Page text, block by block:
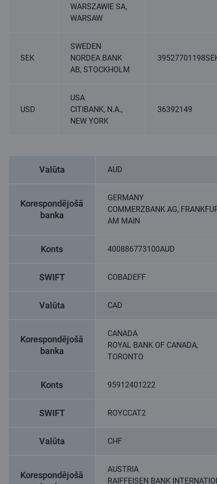
WARSZAWIE SA,
WARSAW
SEK
SWEDEN
NORDEA BANK
AB, STOCKHOLM
USD
USA
CITIBANK, N.A.,
NEW YORK
36392149
Valūta AUD
Korespondējošā
banka
GERMANY
COMMERZBANK AG,
AM MAIN
Konts 400886773100AUD
SWIFT COBADEFF
Valūta CAD
Korespondējošā
banka
CANADA
ROYAL BANK OF CANADA,
TORONTO
Konts 95912401222
SWIFT ROYCCAT2
Valūta CHF
Korespondējošā
AUSTRIA
RAIFFEISEN BANK